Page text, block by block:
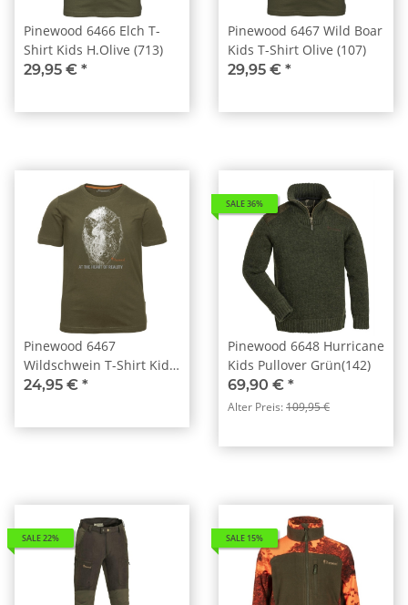
Pinewood 6466 Elch T-
Shirt Kids H.Olive (713)
29,95 € *
Pinewood 6467 Wild Boar
Kids T-Shirt Olive (107)
29,95 € *
Pinewood 6467
Wildschwein T-Shirt Kids
H.Olive (713)
24,95 € *
SALE 36%
Pinewood 6648 Hurricane
Kids Pullover Grün(142)
69,90 € *
Alter Preis:109,95 €
SALE 22% SALE 15%